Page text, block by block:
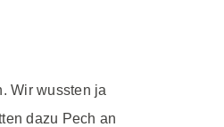
Wir wussten ja
dazu Pech an